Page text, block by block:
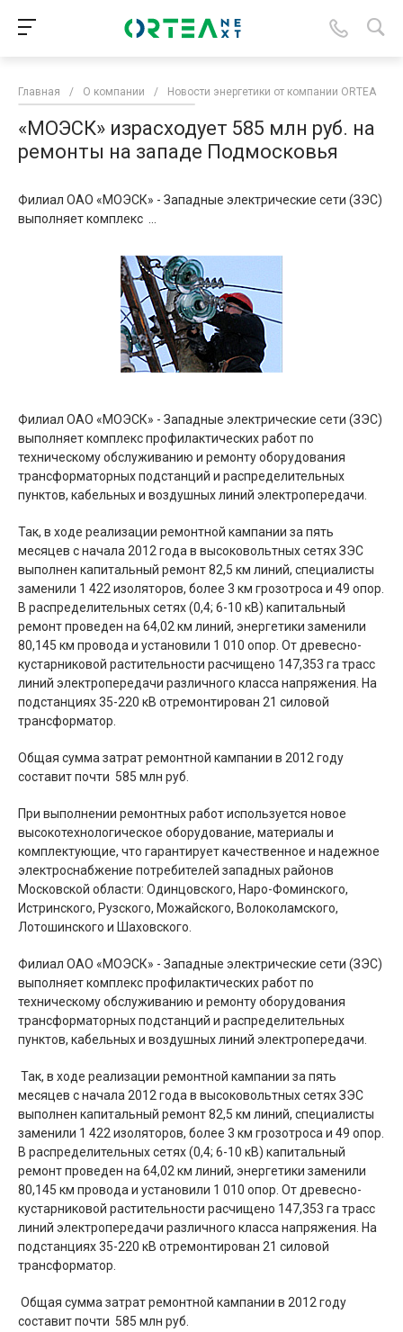
Главная / О компании / Новости энергетики от компании ORTEA
«МОЭСК» израсходует 585 млн руб. на
ремонты на западе Подмосковья
Филиал ОАО «МОЭСК» - Западные электрические сети (ЗЭС)
выполняет комплекс ...
Филиал ОАО «МОЭСК» - Западные электрические сети (ЗЭС)
выполняет комплекс профилактических работ по
техническому обслуживанию и ремонту оборудования
трансформаторных подстанций и распределительных
пунктов, кабельных и воздушных линий электропередачи.
Так, в ходе реализации ремонтной кампании за пять
месяцев с начала 2012 года в высоковольтных сетях ЗЭС
выполнен капитальный ремонт 82,5 км линий, специалисты
заменили 1 422 изоляторов, более 3 км грозотроса и 49 опор.
В распределительных сетях (0,4; 6-10 кВ) капитальный
ремонт проведен на 64,02 км линий, энергетики заменили
80,145 км провода и установили 1 010 опор. От древесно-
кустарниковой растительности расчищено 147,353 га трасс
линий электропередачи различного класса напряжения. На
подстанциях 35-220 кВ отремонтирован 21 силовой
трансформатор.
Общая сумма затрат ремонтной кампании в 2012 году
составит почти 585 млн руб.
При выполнении ремонтных работ используется новое
высокотехнологическое оборудование, материалы и
комплектующие, что гарантирует качественное и надежное
электроснабжение потребителей западных районов
Московской области: Одинцовского, Наро-Фоминского,
Истринского, Рузского, Можайского, Волоколамского,
Лотошинского и Шаховского.
Филиал ОАО «МОЭСК» - Западные электрические сети (ЗЭС)
выполняет комплекс профилактических работ по
техническому обслуживанию и ремонту оборудования
трансформаторных подстанций и распределительных
пунктов, кабельных и воздушных линий электропередачи.
Так, в ходе реализации ремонтной кампании за пять
месяцев с начала 2012 года в высоковольтных сетях ЗЭС
выполнен капитальный ремонт 82,5 км линий, специалисты
заменили 1 422 изоляторов, более 3 км грозотроса и 49 опор.
В распределительных сетях (0,4; 6-10 кВ) капитальный
ремонт проведен на 64,02 км линий, энергетики заменили
80,145 км провода и установили 1 010 опор. От древесно-
кустарниковой растительности расчищено 147,353 га трасс
линий электропередачи различного класса напряжения. На
подстанциях 35-220 кВ отремонтирован 21 силовой
трансформатор.
Общая сумма затрат ремонтной кампании в 2012 году
составит почти 585 млн руб.